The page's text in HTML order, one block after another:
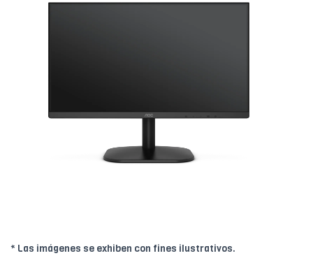
* Las imágenes se exhiben con fines ilustrativos.